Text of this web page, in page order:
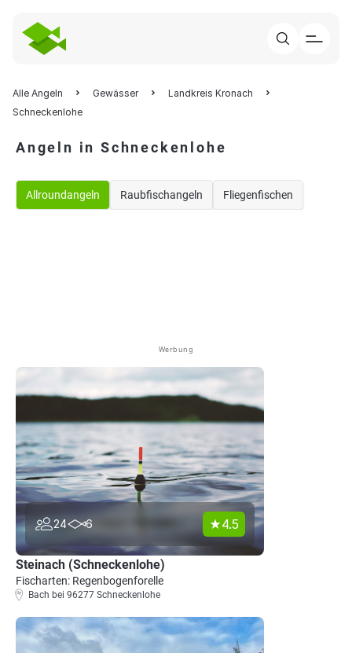
Alle Angeln Gewässer
Landkreis Kronach
Schneckenlohe
Angeln in Schneckenlohe
Allroundangeln Raubfischangeln Fliegenfischen
Werbung
24 6 4.5
Steinach (Schneckenlohe)
Fischarten: Regenbogenforelle
Bach bei 96277 Schneckenlohe